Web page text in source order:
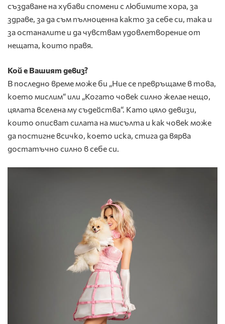
създаване на хубави спомени с любимите хора, за
здраве, за да съм пълноценна както за себе си, така и
за останалите и да чувствам удовлетворение от
нещата, които правя.
Кой е Вашият девиз?
В последно време може би „Ние се превръщаме в това,
което мислим“ или „Когато човек силно желае нещо,
цялата вселена му съдейства“. Като цяло девизи,
които описват силата на мисълта и как човек може
да постигне всичко, което иска, стига да вярва
достатъчно силно в себе си.